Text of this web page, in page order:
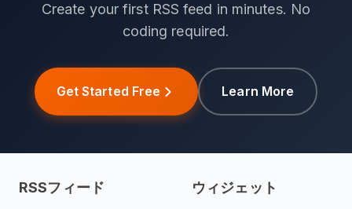
Create your first RSS feed in minutes. No
coding required.
Get Started Free Learn More
RSSフィード ウィジェット